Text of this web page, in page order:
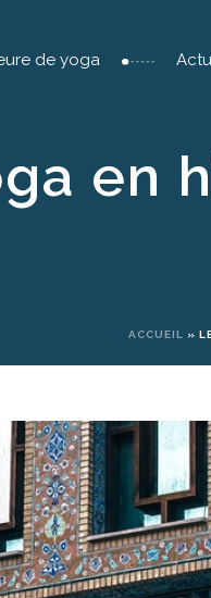
de yoga
en
ACCUEIL »